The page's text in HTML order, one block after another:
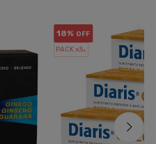
18% OFF
PACK x3u.